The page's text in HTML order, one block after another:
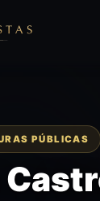
PÚBLICAS